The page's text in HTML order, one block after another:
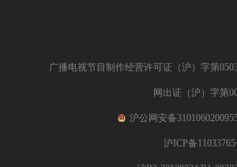
广播电视节目制作经营许可证（沪）字第
网出证（沪）字第
沪公网安备
沪ICP备